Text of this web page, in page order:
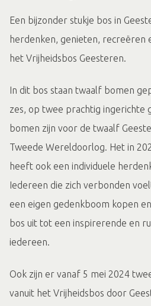
Een bijzonder stukje bos in
herdenken, genieten, recreëren
het Vrijheidsbos Geesteren.
In dit bos staan twaalf bomen
zes, op twee prachtig ingerichte
bomen zijn voor de twaalf
Tweede Wereldoorlog. Het in
heeft ook een individuele
Iedereen die zich verbonden
een eigen gedenkboom kopen
bos uit tot een inspirerende en
iedereen.
Ook zijn er vanaf 5 mei 2024
vanuit het Vrijheidsbos door